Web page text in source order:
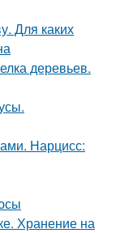
Для каких
деревьев.
Нарцисс:
Хранение на